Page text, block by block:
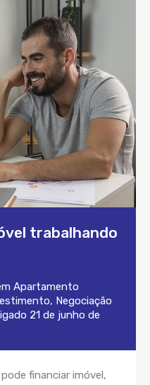
trabalhando
Apartamento
, Negociação
21 de junho de
financiar imóvel,